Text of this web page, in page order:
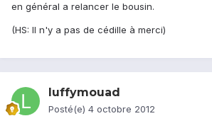
en général a relancer le bousin.
(HS: Il n'y a pas de cédille à merci)
luffymouad
Posté(e) 4 octobre 2012